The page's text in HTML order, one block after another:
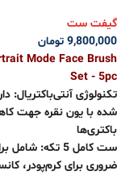
گیفت ست
9,800,000 تومان
Mode Face Brush
Set - 5pc
تکنولوژی آنتی‌باکتریال:
باکتری‌ها
ست کامل 5 تکه:
ضروری برای کرم‌پودر،